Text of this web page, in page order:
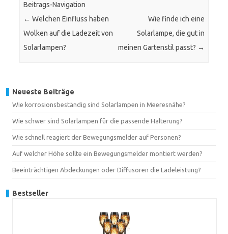
Beitrags-Navigation
← Welchen Einfluss haben
Wolken auf die Ladezeit von
Solarlampen?
Wie finde ich eine
Solarlampe, die gut in
meinen Gartenstil passt? →
Neueste Beiträge
Wie korrosionsbeständig sind Solarlampen in Meeresnähe?
Wie schwer sind Solarlampen für die passende Halterung?
Wie schnell reagiert der Bewegungsmelder auf Personen?
Auf welcher Höhe sollte ein Bewegungsmelder montiert werden?
Beeinträchtigen Abdeckungen oder Diffusoren die Ladeleistung?
Bestseller